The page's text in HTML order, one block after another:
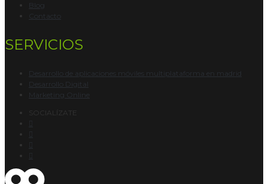
Blog
Contacto
SERVICIOS
Desarrollo de aplicaciones móviles multiplataforma en madrid
Desarrollo Digital
Marketing Online
SOCIALÍZATE